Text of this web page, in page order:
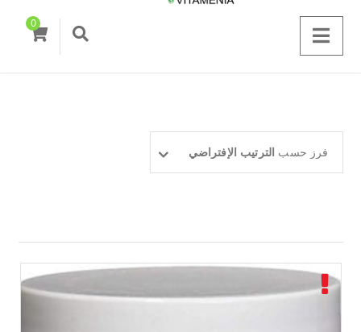
0
فرز حسب الترتيب الإفتراضي